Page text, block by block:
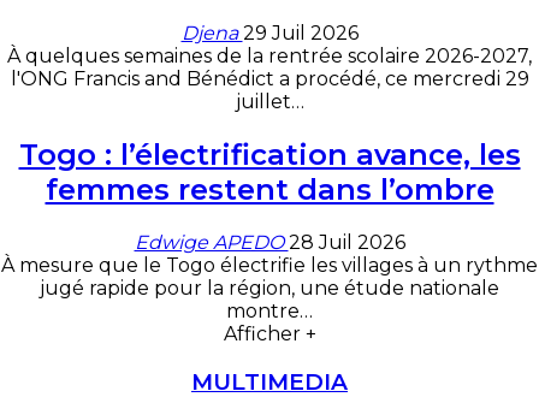
Djena29 Juil 2026
À quelques semaines de la rentrée scolaire 2026-2027,
l'ONG Francis and Bénédict a procédé, ce mercredi 29
juillet…
Togo : l’électrification avance, les
femmes restent dans l’ombre
Edwige APEDO28 Juil 2026
À mesure que le Togo électrifie les villages à un rythme
jugé rapide pour la région, une étude nationale
montre…
Afficher +
MULTIMEDIA